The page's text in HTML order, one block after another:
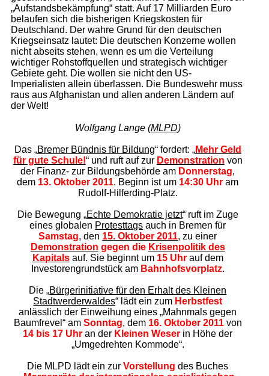
„Aufstandsbekämpfung“ statt. Auf 17 Milliarden Euro
belaufen sich die bisherigen Kriegskosten für
Deutschland. Der wahre Grund für den deutschen
Kriegseinsatz lautet: Die deutschen Konzerne wollen
nicht abseits stehen, wenn es um die Verteilung
wichtiger Rohstoffquellen und strategisch wichtiger
Gebiete geht. Die wollen sie nicht den US-
Imperialisten allein überlassen. Die Bundeswehr muss
raus aus Afghanistan und allen anderen Ländern auf
der Welt!
Wolfgang Lange (MLPD)
Das „Bremer Bündnis für Bildung“ fordert: „Mehr Geld
für gute Schule!“ und ruft auf zur Demonstration von
der Finanz- zur Bildungsbehördeam Donnerstag,
dem 13. Oktober 2011. Beginn ist um 14:30 Uhr am
Rudolf-Hilferding-Platz.
Die Bewegung „Echte Demokratie jetzt“ ruft im Zuge
eines globalen Protesttags auch in Bremen für
Samstag, den 15. Oktober 2011, zu einer
Demonstration gegen die Krisenpolitik des
Kapitalsauf. Sie beginnt um 15 Uhrauf dem
Investorengrundstück am Bahnhofsvorplatz.
Die „Bürgerinitiative für den Erhalt des Kleinen
Stadtwerderwaldes“ lädt ein zum Herbstfest
anlässlich der Einweihung eines „Mahnmals gegen
Baumfrevel“ am Sonntag, dem 16. Oktober 2011von
14 bis 17 Uhr an der Kleinen Weser in Höhe der
„Umgedrehten Kommode“.
Die MLPD lädt ein zurVorstellung des Buches